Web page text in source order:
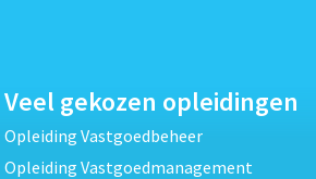
Veel gekozen opleidingen
Opleiding Vastgoedbeheer
Opleiding Vastgoedmanagement